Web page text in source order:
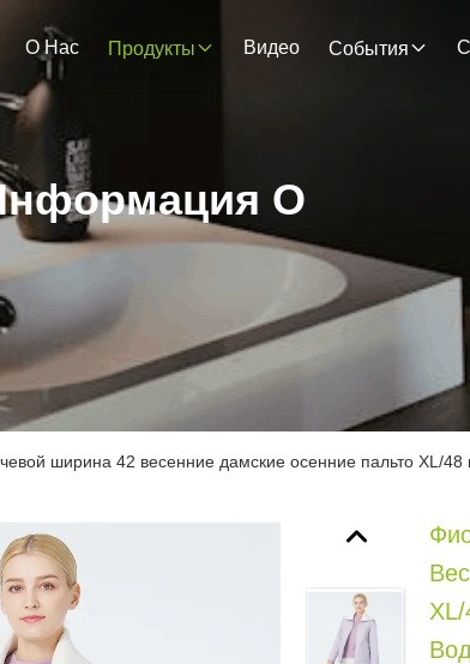
О Нас Продукты Видео События
О
ширина 42 весенние дамские осенние пальто XL/48